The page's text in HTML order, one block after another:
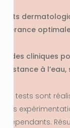
cliniques
à
tests sont